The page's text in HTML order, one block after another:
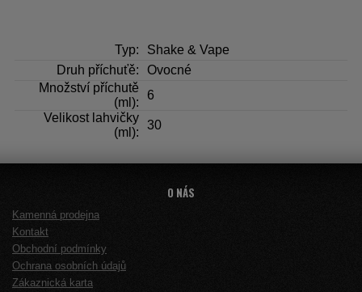
Typ:
Shake & Vape
Druh příchuťě:
Ovocné
Množství příchutě
(ml):
6
Velikost lahvičky
(ml):
30
O NÁS
Kamenná prodejna
Kontakt
Obchodní podmínky
Ochrana osobních údajů
Zákaznická karta